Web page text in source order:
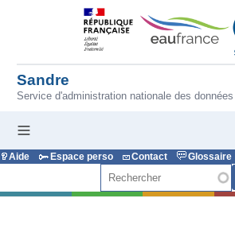
Aller au contenu principal
Sandre
Service d'administration nationale des
Aide Espace perso Contact
Glossaire